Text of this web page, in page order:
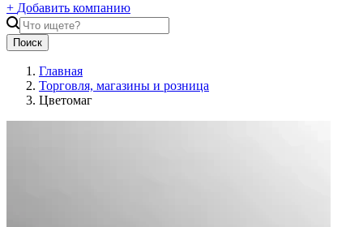
+ Добавить компанию
Поиск
Главная
Торговля, магазины и розница
Цветомаг